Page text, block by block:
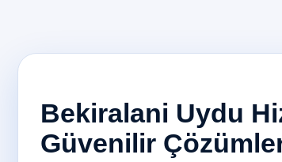
Bekiralani Uydu
Güvenilir